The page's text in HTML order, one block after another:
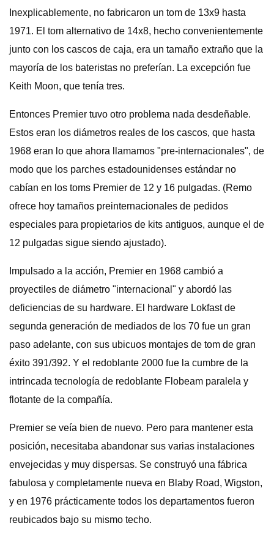
Inexplicablemente, no fabricaron un tom de 13x9 hasta
1971. El tom alternativo de 14x8, hecho convenientemente
junto con los cascos de caja, era un tamaño extraño que la
mayoría de los bateristas no preferían. La excepción fue
Keith Moon, que tenía tres.
Entonces Premier tuvo otro problema nada desdeñable.
Estos eran los diámetros reales de los cascos, que hasta
1968 eran lo que ahora llamamos "pre-internacionales", de
modo que los parches estadounidenses estándar no
cabían en los toms Premier de 12 y 16 pulgadas. (Remo
ofrece hoy tamaños preinternacionales de pedidos
especiales para propietarios de kits antiguos, aunque el de
12 pulgadas sigue siendo ajustado).
Impulsado a la acción, Premier en 1968 cambió a
proyectiles de diámetro "internacional" y abordó las
deficiencias de su hardware. El hardware Lokfast de
segunda generación de mediados de los 70 fue un gran
paso adelante, con sus ubicuos montajes de tom de gran
éxito 391/392. Y el redoblante 2000 fue la cumbre de la
intrincada tecnología de redoblante Flobeam paralela y
flotante de la compañía.
Premier se veía bien de nuevo. Pero para mantener esta
posición, necesitaba abandonar sus varias instalaciones
envejecidas y muy dispersas. Se construyó una fábrica
fabulosa y completamente nueva en Blaby Road, Wigston,
y en 1976 prácticamente todos los departamentos fueron
reubicados bajo su mismo techo.